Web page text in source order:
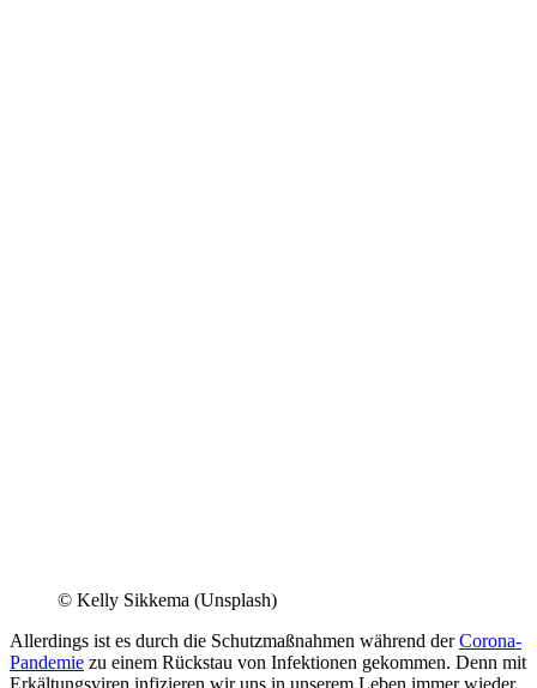
© Kelly Sikkema (Unsplash)
Allerdings ist es durch die Schutzmaßnahmen während derCorona-
Pandemie zu einem Rückstau von Infektionen gekommen. Denn mit
Erkältungsviren infizieren wir uns in unserem Leben immer wieder,